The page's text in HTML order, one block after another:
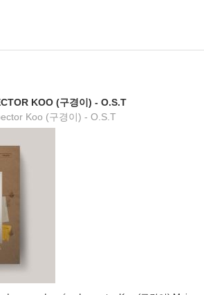
KOO (구경이) - O.S.T
Koo (구경이) - O.S.T